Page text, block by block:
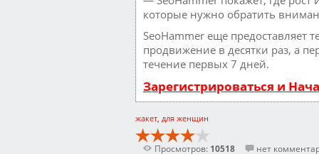
которые нужно обратить
SeoHammer еще предоставляет
продвижение в десятки раз, а
течение первых 7 дней.
Зарегистрироваться и
жакет, для женщин
Просмотров: 10518 нет